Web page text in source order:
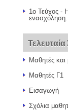
1ο Τεύχος -
Μαθητές και
Μαθητές Γ1
Εισαγωγή
Σχόλια